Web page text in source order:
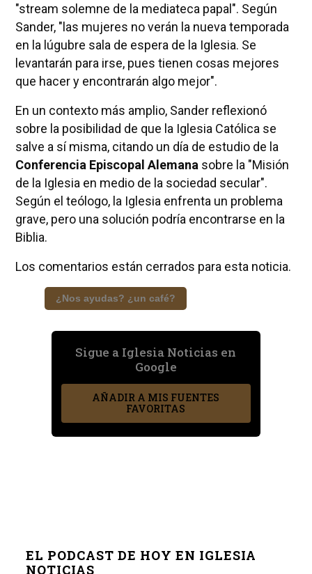
"stream solemne de la mediateca papal". Según
Sander, "las mujeres no verán la nueva temporada
en la lúgubre sala de espera de la Iglesia. Se
levantarán para irse, pues tienen cosas mejores
que hacer y encontrarán algo mejor".
En un contexto más amplio, Sander reflexionó
sobre la posibilidad de que la Iglesia Católica se
salve a sí misma, citando un día de estudio de la
Conferencia Episcopal Alemana sobre la "Misión
de la Iglesia en medio de la sociedad secular".
Según el teólogo, la Iglesia enfrenta un problema
grave, pero una solución podría encontrarse en la
Biblia.
Los comentarios están cerrados para esta noticia.
¿Nos ayudas? ¿un café?
Sigue a Iglesia Noticias en
Google
AÑADIR A MIS FUENTES
FAVORITAS
EL PODCAST DE HOY EN IGLESIA
NOTICIAS